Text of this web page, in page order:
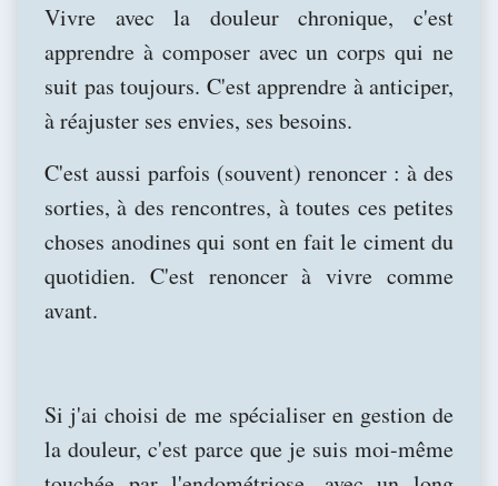
Vivre avec la douleur chronique, c'est
apprendre à composer avec un corps qui ne
suit pas toujours. C'est apprendre à anticiper,
à réajuster ses envies, ses besoins.
C'est aussi parfois (souvent) renoncer : à des
sorties, à des rencontres, à toutes ces petites
choses anodines qui sont en fait le ciment du
quotidien. C'est renoncer à vivre comme
avant.
Si j'ai choisi de me spécialiser en gestion de
la douleur, c'est parce que je suis moi-même